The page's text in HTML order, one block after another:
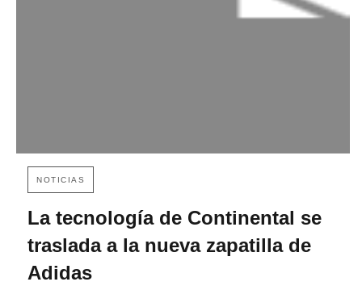
NOTICIAS
La tecnología de Continental se
traslada a la nueva zapatilla de
Adidas